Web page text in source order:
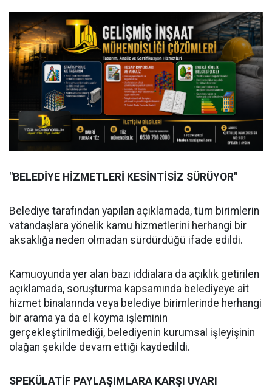
"BELEDİYE HİZMETLERİ KESİNTİSİZ SÜRÜYOR"
Belediye tarafından yapılan açıklamada, tüm birimlerin
vatandaşlara yönelik kamu hizmetlerini herhangi bir
aksaklığa neden olmadan sürdürdüğü ifade edildi.
Kamuoyunda yer alan bazı iddialara da açıklık getirilen
açıklamada, soruşturma kapsamında belediyeye ait
hizmet binalarında veya belediye birimlerinde herhangi
bir arama ya da el koyma işleminin
gerçekleştirilmediği, belediyenin kurumsal işleyişinin
olağan şekilde devam ettiği kaydedildi.
SPEKÜLATİF PAYLAŞIMLARA KARŞI UYARI